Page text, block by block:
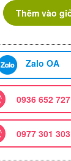
Thêm vào
Zalo OA
0936 652 727
0977 301 303